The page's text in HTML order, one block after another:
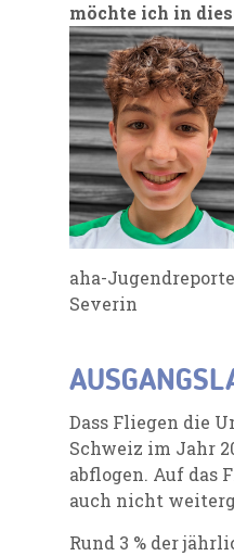
möchte ich in
aha-
Severin
Dass Fliegen die
Schweiz im Jahr
abflogen. Auf das
auch nicht
Rund 3 % der